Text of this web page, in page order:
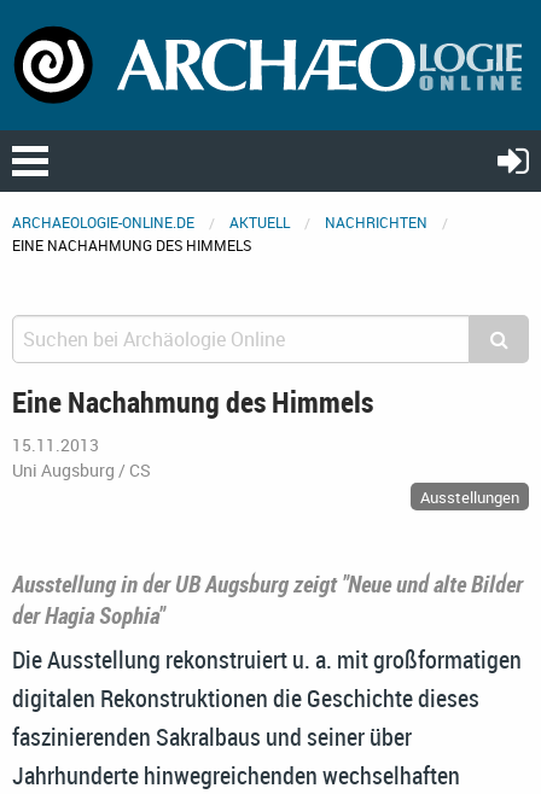
ARCHAEOLOGIE-ONLINE.DE AKTUELL
NACHRICHTEN
EINE NACHAHMUNG DES HIMMELS
Eine Nachahmung des Himmels
15.11.2013
Uni Augsburg / CS
Ausstellungen
Ausstellung in der UB Augsburg zeigt "Neue und alte Bilder
der Hagia Sophia"
Die Ausstellung rekonstruiert u. a. mit großformatigen
digitalen Rekonstruktionen die Geschichte dieses
faszinierenden Sakralbaus und seiner über
Jahrhunderte hinwegreichenden wechselhaften